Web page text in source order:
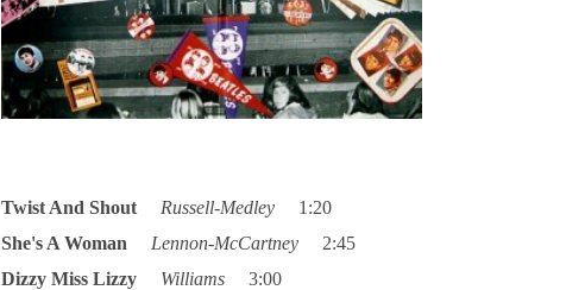
Twist And Shout Russell-Medley
1:20
She's A Woman Lennon-McCartney 2:45
Dizzy Miss Lizzy Williams 3:00